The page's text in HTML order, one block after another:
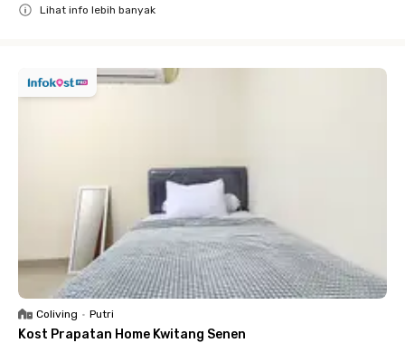
Lihat info lebih banyak
Coliving • Putri
Kost Prapatan Home Kwitang Senen